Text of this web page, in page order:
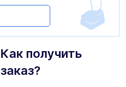
Как получить
заказ?